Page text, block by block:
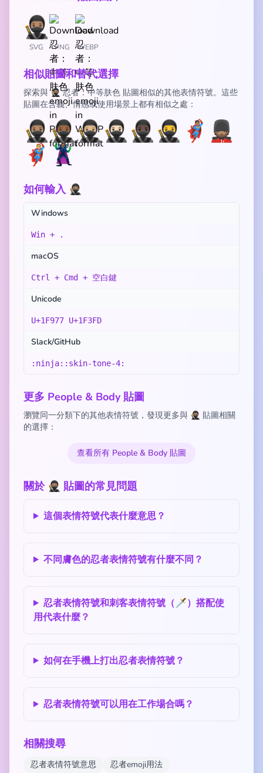
SVG PNG WEBP
相似貼圖和替代選擇
探索與 🥷🏽 忍者：中等肤色 貼圖相似的其他表情符號。這些
貼圖在含義、情感或使用場景上都有相似之處：
🥷🏽🥷🏾🥷🏼🥷🏻🥷🏿🥷 🦸🏽 💂🏽
🦸🏼🦹🏽
如何輸入 🥷🏽
Windows
Win + .
macOS
Ctrl + Cmd + 空白鍵
Unicode
U+1F977 U+1F3FD
Slack/GitHub
:ninja::skin-tone-4:
更多 People & Body 貼圖
瀏覽同一分類下的其他表情符號，發現更多與 🥷🏽 貼圖相關
的選擇：
查看所有 People & Body 貼圖
關於 🥷🏽 貼圖的常見問題
這個表情符號代表什麼意思？
不同膚色的忍者表情符號有什麼不同？
忍者表情符號和刺客表情符號（🗡️）搭配使
用代表什麼？
如何在手機上打出忍者表情符號？
忍者表情符號可以用在工作場合嗎？
相關搜尋
忍者表情符號意思
忍者emoji用法